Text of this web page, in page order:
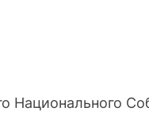
Национального